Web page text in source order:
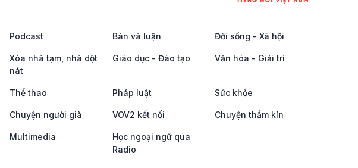
Podcast Bàn và luận Đời sống - Xã hội
Xóa nhà tạm, nhà dột
nát
Giáo dục - Đào tạo Văn hóa - Giải trí
Thể thao Pháp luật Sức khỏe
Chuyện người già VOV2 kết nối Chuyện thầm kín
Multimedia
Học ngoại ngữ qua
Radio